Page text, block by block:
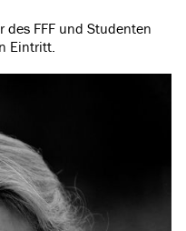
des FFF und Studenten
Eintritt.